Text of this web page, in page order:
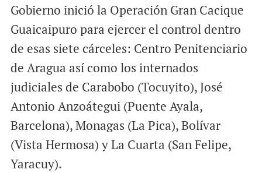
Gobierno inició la Operación Gran Cacique
Guaicaipuro para ejercer el control dentro
de esas siete cárceles: Centro Penitenciario
de Aragua así como los internados
judiciales de Carabobo (Tocuyito), José
Antonio Anzoátegui (Puente Ayala,
Barcelona), Monagas (La Pica), Bolívar
(Vista Hermosa) y La Cuarta (San Felipe,
Yaracuy).